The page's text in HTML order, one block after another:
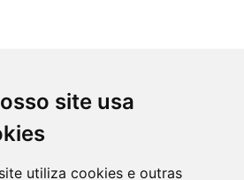
site usa
utiliza cookies e outras